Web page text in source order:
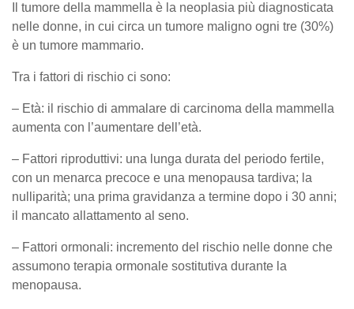
Il tumore della mammella è la neoplasia più diagnosticata
nelle donne, in cui circa un tumore maligno ogni tre (30%)
è un tumore mammario.
Tra i fattori di rischio ci sono:
– Età: il rischio di ammalare di carcinoma della mammella
aumenta con l’aumentare dell’età.
– Fattori riproduttivi: una lunga durata del periodo fertile,
con un menarca precoce e una menopausa tardiva; la
nulliparità; una prima gravidanza a termine dopo i 30 anni;
il mancato allattamento al seno.
– Fattori ormonali: incremento del rischio nelle donne che
assumono terapia ormonale sostitutiva durante la
menopausa.